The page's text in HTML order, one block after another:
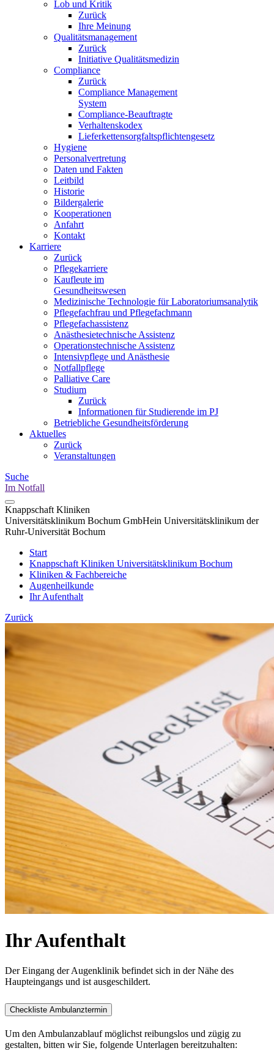
Lob und Kritik
Zurück
Ihre Meinung
Qualitätsmanagement
Zurück
Initiative Qualitätsmedizin
Compliance
Zurück
Compliance Management
System
Compliance-Beauftragte
Verhaltenskodex
Lieferkettensorgfaltspflichtengesetz
Hygiene
Personalvertretung
Daten und Fakten
Leitbild
Historie
Bildergalerie
Kooperationen
Anfahrt
Kontakt
Karriere
Zurück
Pflegekarriere
Kaufleute im
Gesundheitswesen
Medizinische Technologie für Laboratoriumsanalytik
Pflegefachfrau und Pflegefachmann
Pflegefachassistenz
Anästhesietechnische Assistenz
Operationstechnische Assistenz
Intensivpflege und Anästhesie
Notfallpflege
Palliative Care
Studium
Zurück
Informationen für Studierende im PJ
Betriebliche Gesundheitsförderung
Aktuelles
Zurück
Veranstaltungen
Suche
Im Notfall
Knappschaft Kliniken
Universitätsklinikum Bochum GmbHein Universitätsklinikum der
Ruhr-Universität Bochum
Start
Knappschaft Kliniken Universitätsklinikum Bochum
Kliniken & Fachbereiche
Augenheilkunde
Ihr Aufenthalt
Zurück
Ihr Aufenthalt
Der Eingang der Augenklinik befindet sich in der Nähe des
Haupteingangs und ist ausgeschildert.
Checkliste Ambulanztermin
Um den Ambulanzablauf möglichst reibungslos und zügig zu
gestalten, bitten wir Sie, folgende Unterlagen bereitzuhalten: